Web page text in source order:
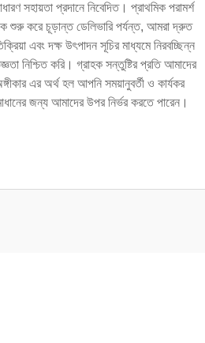
সহায়তা প্রদানে নিবেদিত। প্রাথমিক পরামর্শ
শুরু করে চূড়ান্ত ডেলিভারি পর্যন্ত, আমরা দ্রুত
এবং দক্ষ উৎপাদন সূচির মাধ্যমে নিরবচ্ছিন্ন
নিশ্চিত করি। গ্রাহক সন্তুষ্টির প্রতি আমাদের
এর অর্থ হল আপনি সময়ানুবর্তী ও কার্যকর
জন্য আমাদের উপর নির্ভর করতে পারেন।